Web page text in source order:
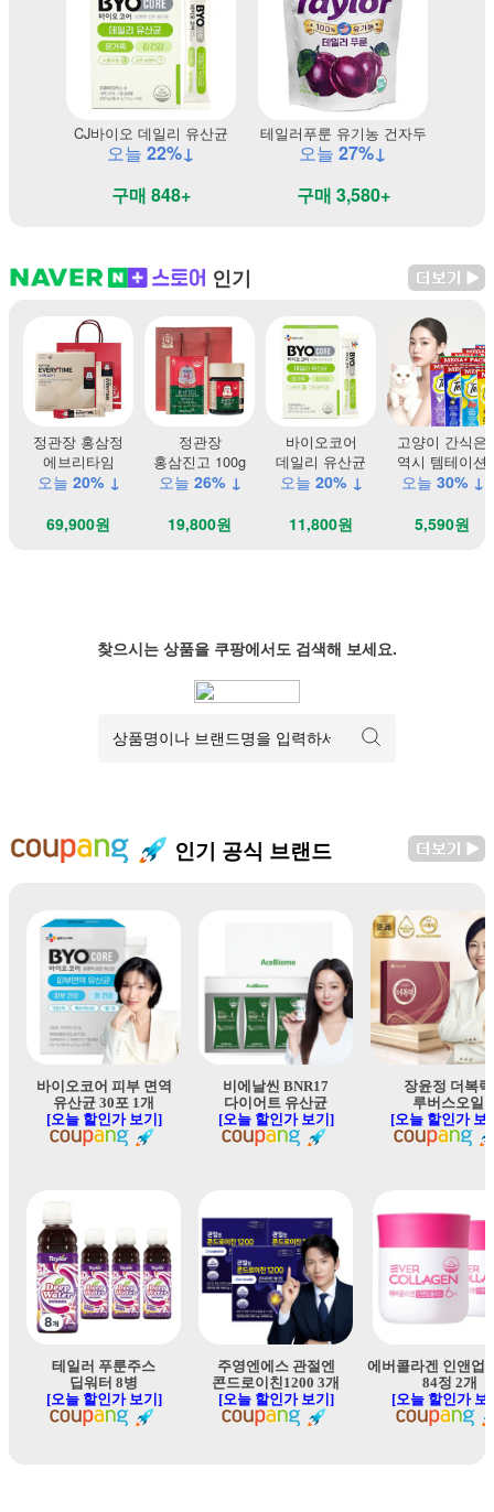
CJ바이오 데일리 유산균
오늘 22%↓
구매 848+
테일러푸룬 유기농 건자두
오늘 27%↓
구매 3,580+
인기
정관장 홍삼정
에브리타임
오늘 20% ↓
69,900원
정관장
홍삼진고 100g
오늘 26% ↓
19,800원
바이오코어
데일리 유산균
오늘 20% ↓
11,800원
고양이 간식은
역시 템테이션
오늘 30% ↓
5,590원
찾으시는 상품을 쿠팡에서도 검색해 보세요.